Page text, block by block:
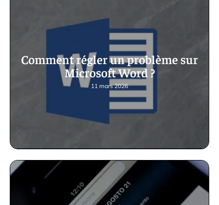
Comment régler un problème sur
Microsoft Word ?
11 mars 2026